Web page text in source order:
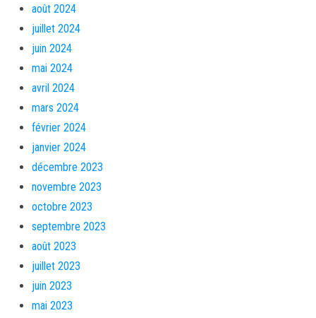
août 2024
juillet 2024
juin 2024
mai 2024
avril 2024
mars 2024
février 2024
janvier 2024
décembre 2023
novembre 2023
octobre 2023
septembre 2023
août 2023
juillet 2023
juin 2023
mai 2023